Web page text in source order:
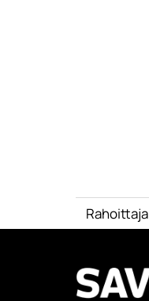
Rahoittaja